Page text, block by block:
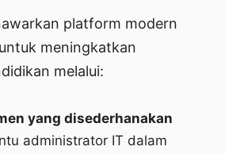
platform modern
meningkatkan
melalui:
yang disederhanakan
administrator IT dalam